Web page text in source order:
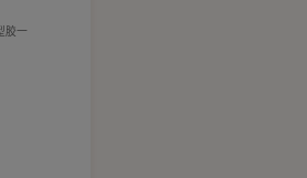
胶一